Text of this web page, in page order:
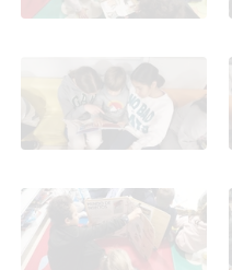
Hermanamiento lector
6°A- 1°A_CEIP FDLR_Las
Hermanamiento lector
6°A- 1°A_CEIP FDLR_Las
Rozas